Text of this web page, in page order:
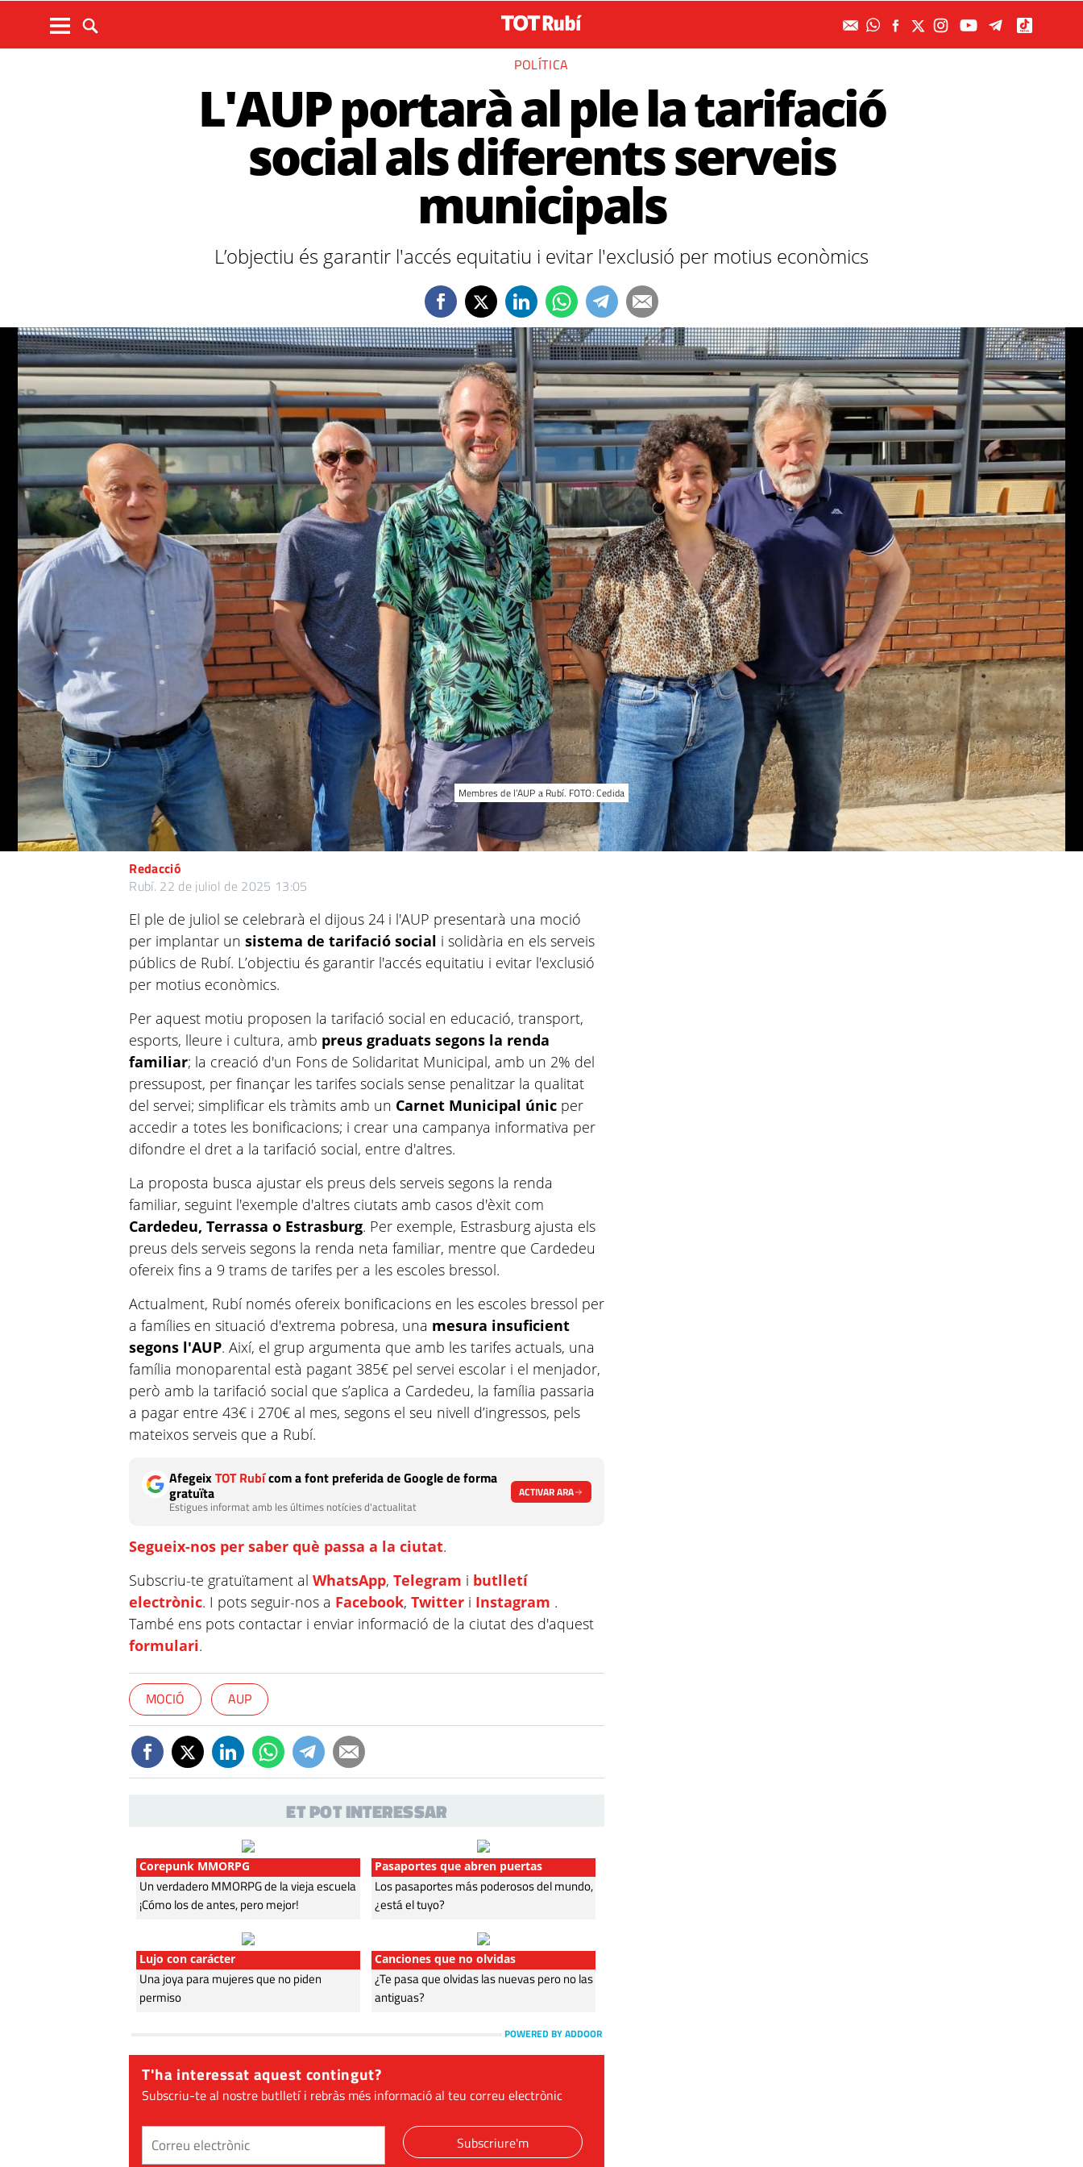
POLÍTICA
L'AUP portarà al ple la tarifació
social als diferents serveis
municipals
L’objectiu és garantir l'accés equitatiu i evitar l'exclusió per motius econòmics
Membres de l’AUP a Rubí. FOTO: Cedida
Redacció
Rubí. 22 de juliol de 2025 13:05
El ple de juliol se celebrarà el dijous 24 i l'AUP presentarà una moció
per implantar unsistema de tarifació social i solidària en els serveis
públics de Rubí. L’objectiu és garantir l'accés equitatiu i evitar l'exclusió
per motius econòmics.
Per aquest motiu proposen la tarifació social en educació, transport,
esports, lleure i cultura, amb preus graduats segons la renda
familiar; la creació d'un Fons de Solidaritat Municipal, amb un 2% del
pressupost, per finançar les tarifes socials sense penalitzar la qualitat
del servei; simplificar els tràmits amb un Carnet Municipal únic per
accedir a totes les bonificacions; i crear una campanya informativa per
difondre el dret a la tarifació social, entre d'altres.
La proposta busca ajustar els preus dels serveis segons la renda
familiar, seguint l'exemple d'altres ciutats amb casos d'èxit com
Cardedeu, Terrassa o Estrasburg. Per exemple, Estrasburg ajusta els
preus dels serveis segons la renda neta familiar, mentre que Cardedeu
ofereix fins a 9 trams de tarifes per a les escoles bressol.
Actualment, Rubí només ofereix bonificacions en les escoles bressol per
a famílies en situació d'extrema pobresa, una mesura insuficient
segons l'AUP. Així, el grup argumenta que amb les tarifes actuals, una
família monoparental està pagant 385€ pel servei escolar i el menjador,
però amb la tarifació social que s’aplica a Cardedeu, la família passaria
a pagar entre 43€ i 270€ al mes, segons el seu nivell d’ingressos, pels
mateixos serveis que a Rubí.
AfegeixTOT Rubícom a font preferida de Google de forma
gratuïta
Estigues informat amb les últimes notícies d'actualitat
ACTIVAR ARA
Segueix-nos per saber què passa a la ciutat.
Subscriu-te gratuïtament alWhatsApp,Telegram i butlletí
electrònic. I pots seguir-nos a Facebook,Twitter i Instagram .
També ens pots contactar i enviar informació de la ciutat des d'aquest
formulari.
MOCIÓ AUP
ET POT INTERESSAR
Corepunk MMORPG
Un verdadero MMORPG de la vieja escuela
¡Cómo los de antes, pero mejor!
Pasaportes que abren puertas
Los pasaportes más poderosos del mundo,
¿está el tuyo?
Lujo con carácter
Una joya para mujeres que no piden
permiso
Canciones que no olvidas
¿Te pasa que olvidas las nuevas pero no las
antiguas?
POWERED BY ADDOOR
T'ha interessat aquest contingut?
Subscriu-te al nostre butlletí i rebràs més informació al teu correu electrònic
Subscriure'm